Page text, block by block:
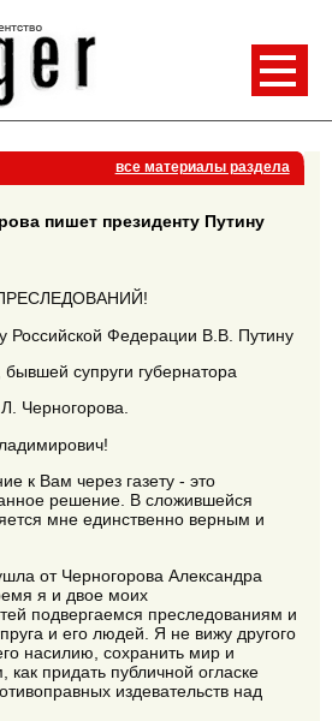
все материалы раздела
пишет президенту Путину
Российской Федерации В.В. Путину
супруги губернатора
Черногорова.
к Вам через газету - это
решение. В сложившейся
мне единственно верным и
от Черногорова Александра
я и двое моих
подвергаемся преследованиям и
и его людей. Я не вижу другого
насилию, сохранить мир и
придать публичной огласке
издевательств над